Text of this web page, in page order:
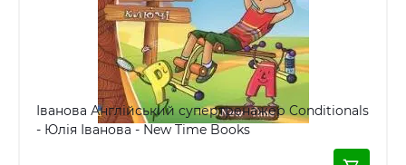
Іванова Англійський супертренажер Conditionals
- Юлія Іванова - New Time Books